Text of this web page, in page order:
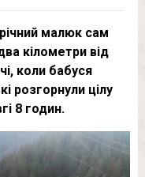
малюк сам
кілометри від
коли бабуся
розгорнули цілу
8 годин.